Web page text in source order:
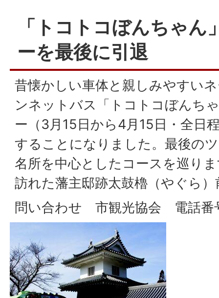
「トコトコぼんちゃん
ーを最後に引退
昔懐かしい車体と親しみやすい
ンネットバス「トコトコぼんち
ー（3月15日から4月15日・全日
することになりました。最後の
名所を中心としたコースを巡り
訪れた藩主邸跡太鼓櫓（やぐら
問い合わせ 市観光協会 電話